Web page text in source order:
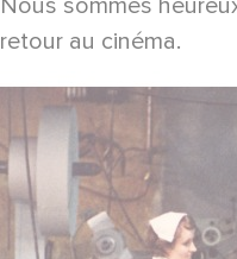
Nous sommes
retour au cinéma.